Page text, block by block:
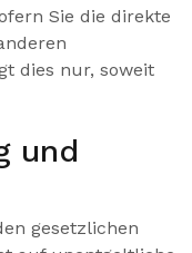
Sie die direkte
dies nur, soweit
und
gesetzlichen